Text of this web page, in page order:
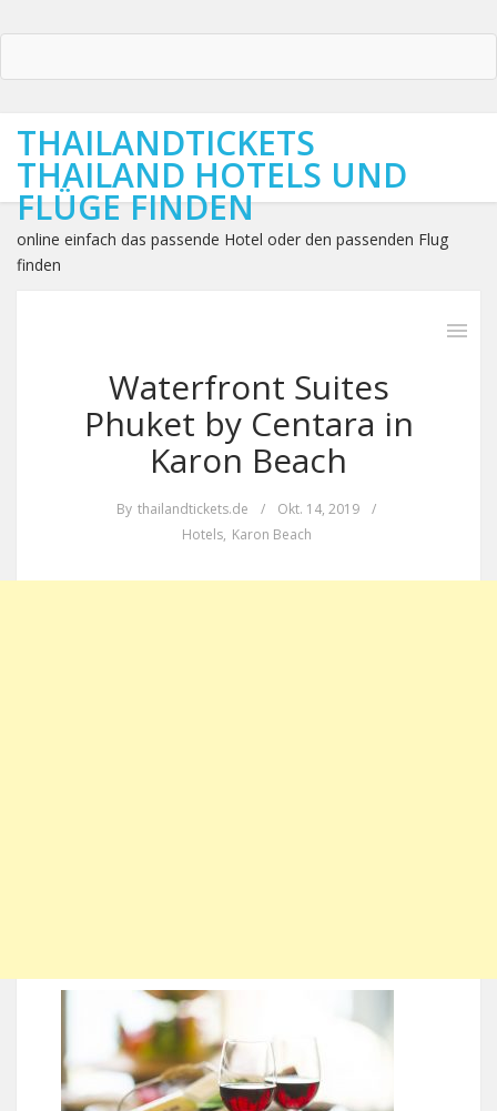
THAILANDTICKETS
THAILAND HOTELS UND
FLÜGE FINDEN
online einfach das passende Hotel oder den passenden Flug
finden
Waterfront Suites
Phuket by Centara in
Karon Beach
By thailandtickets.de / Okt. 14, 2019
/
Hotels, Karon Beach